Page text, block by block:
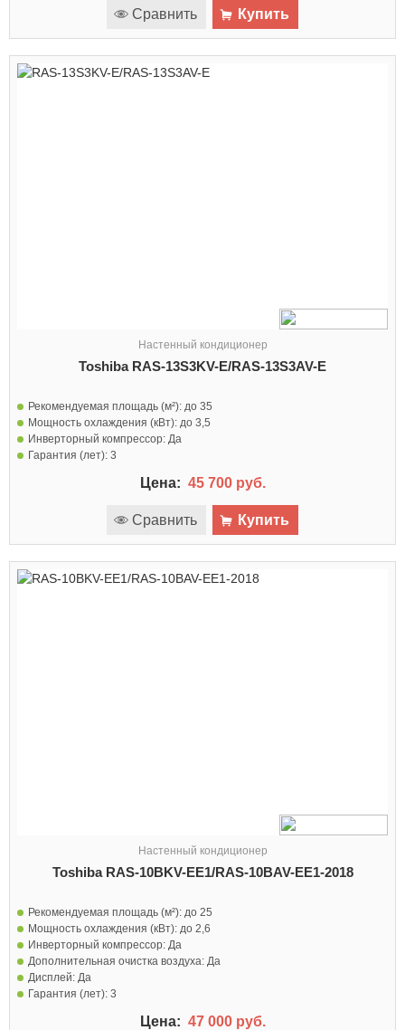
Сравнить Купить
Настенный кондиционер
Toshiba RAS-13S3KV-E/RAS-13S3AV-E
Рекомендуемая площадь (м²): до 35
Мощность охлаждения (кВт): до 3,5
Инверторный компрессор: Да
Гарантия (лет): 3
Цена: 45 700 руб.
Сравнить Купить
Настенный кондиционер
Toshiba RAS-10BKV-EE1/RAS-10BAV-EE1-2018
Рекомендуемая площадь (м²): до 25
Мощность охлаждения (кВт): до 2,6
Инверторный компрессор: Да
Дополнительная очистка воздуха: Да
Дисплей: Да
Гарантия (лет): 3
Цена: 47 000 руб.